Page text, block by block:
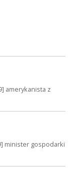
amerykanista z
minister gospodarki